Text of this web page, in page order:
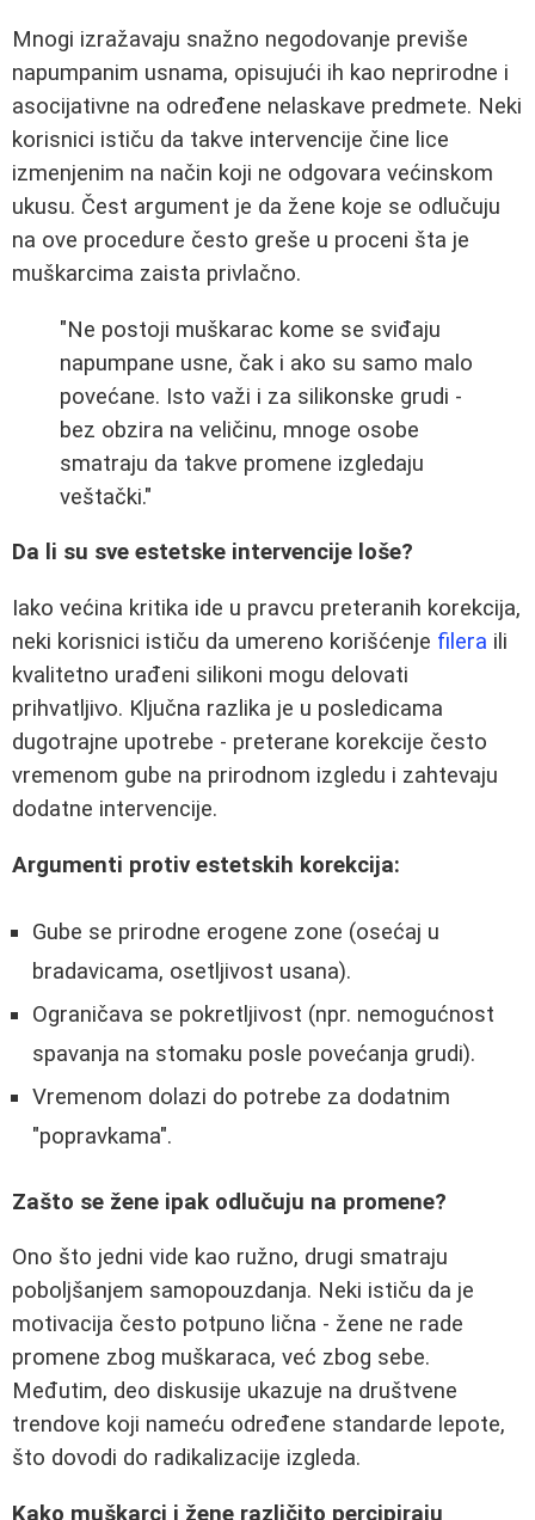
Mnogi izražavaju snažno negodovanje previše
napumpanim usnama, opisujući ih kao neprirodne i
asocijativne na određene nelaskave predmete. Neki
korisnici ističu da takve intervencije čine lice
izmenjenim na način koji ne odgovara većinskom
ukusu. Čest argument je da žene koje se odlučuju
na ove procedure često greše u proceni šta je
muškarcima zaista privlačno.
"Ne postoji muškarac kome se sviđaju
napumpane usne, čak i ako su samo malo
povećane. Isto važi i za silikonske grudi -
bez obzira na veličinu, mnoge osobe
smatraju da takve promene izgledaju
veštački."
Da li su sve estetske intervencije loše?
Iako većina kritika ide u pravcu preteranih korekcija,
neki korisnici ističu da umereno korišćenje filera ili
kvalitetno urađeni silikoni mogu delovati
prihvatljivo. Ključna razlika je u posledicama
dugotrajne upotrebe - preterane korekcije često
vremenom gube na prirodnom izgledu i zahtevaju
dodatne intervencije.
Argumenti protiv estetskih korekcija:
Gube se prirodne erogene zone (osećaj u
bradavicama, osetljivost usana).
Ograničava se pokretljivost (npr. nemogućnost
spavanja na stomaku posle povećanja grudi).
Vremenom dolazi do potrebe za dodatnim
"popravkama".
Zašto se žene ipak odlučuju na promene?
Ono što jedni vide kao ružno, drugi smatraju
poboljšanjem samopouzdanja. Neki ističu da je
motivacija često potpuno lična - žene ne rade
promene zbog muškaraca, već zbog sebe.
Međutim, deo diskusije ukazuje na društvene
trendove koji nameću određene standarde lepote,
što dovodi do radikalizacije izgleda.
Kako muškarci i žene različito percipiraju